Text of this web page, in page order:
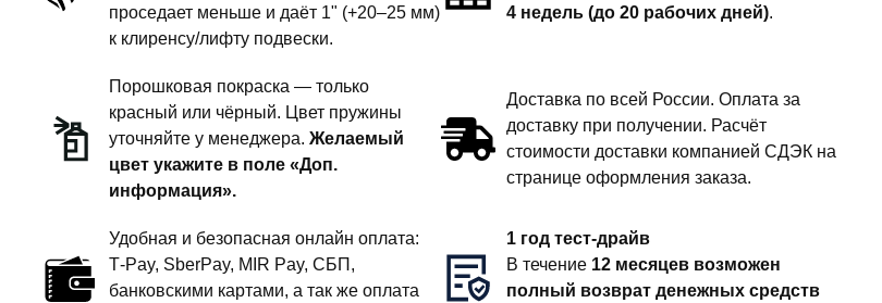
1.5
силовой
проседает меньше и даёт 1" (+20–25 мм)
к клиренсу/лифту подвески.
4 недель (до 20 рабочих дней).
Порошковая покраска — только
красный или чёрный. Цвет пружины
уточняйте у менеджера.Желаемый
цвет укажите в поле «Доп.
информация».
Доставка по всей России. Оплата за
доставку при получении. Расчёт
стоимости доставки компанией СДЭК на
странице оформления заказа.
Удобная и безопасная онлайн оплата:
T‑Pay, SberPay, MIR Pay, СБП,
банковскими картами, а так же оплата
1 год тест-драйв
В течение 12 месяцев возможен
полный возврат денежных средств